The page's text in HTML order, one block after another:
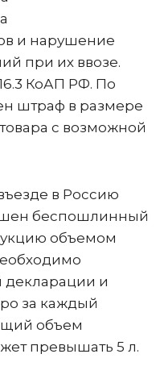
и нарушение
при их ввозе.
16.3 КоАП РФ. По
штраф в размере
с возможной
в Россию
беспошлинный
объемом
декларации и
за каждый
объем
превышать 5 л.